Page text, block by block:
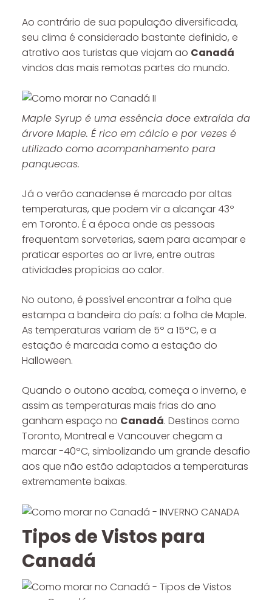
Ao contrário de sua população diversificada,
seu clima é considerado bastante definido, e
atrativo aos turistas que viajam ao Canadá
vindos das mais remotas partes do mundo.
Maple Syrup é uma essência doce extraída da
árvore Maple. É rico em cálcio e por vezes é
utilizado como acompanhamento para
panquecas.
Já o verão canadense é marcado por altas
temperaturas, que podem vir a alcançar 43º
em Toronto. É a época onde as pessoas
frequentam sorveterias, saem para acampar e
praticar esportes ao ar livre, entre outras
atividades propícias ao calor.
No outono, é possível encontrar a folha que
estampa a bandeira do país: a folha de Maple.
As temperaturas variam de 5º a 15ºC, e a
estação é marcada como a estação do
Halloween.
Quando o outono acaba, começa o inverno, e
assim as temperaturas mais frias do ano
ganham espaço no Canadá. Destinos como
Toronto, Montreal e Vancouver chegam a
marcar -40ºC, simbolizando um grande desafio
aos que não estão adaptados a temperaturas
extremamente baixas.
Tipos de Vistos para
Canadá